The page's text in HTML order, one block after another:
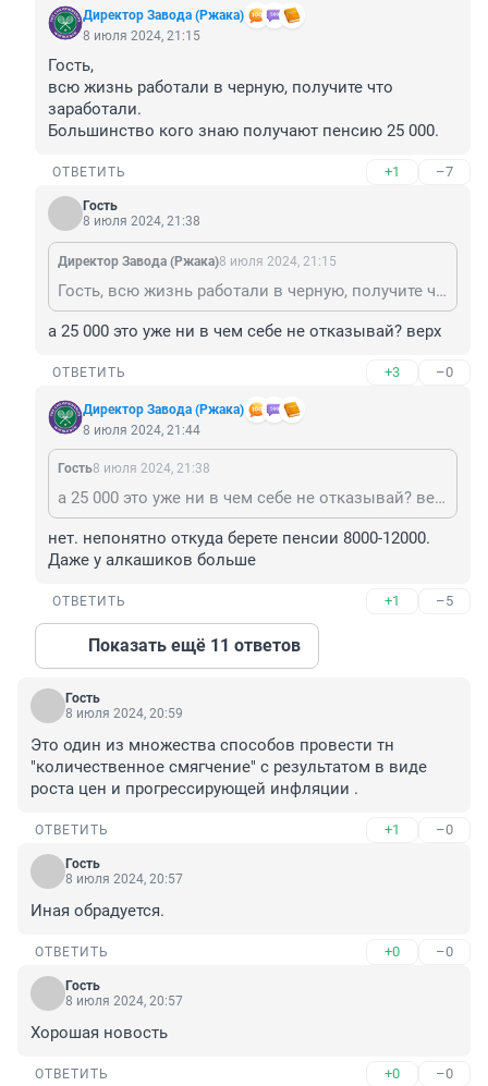
Директор Завода (Ржака)
8 июля 2024, 21:15
Гость,
всю жизнь работали в черную, получите что
заработали.
Большинство кого знаю получают пенсию 25 000.
ОТВЕТИТЬ +1 –7
Гость
8 июля 2024, 21:38
Директор Завода (Ржака)8 июля 2024, 21:15
Гость, всю жизнь работали в черную, получите что заработали. Большинство кого знаю получают пенсию 25 000.
а 25 000 это уже ни в чем себе не отказывай? верх
ОТВЕТИТЬ +3 –0
Директор Завода (Ржака)
8 июля 2024, 21:44
Гость8 июля 2024, 21:38
а 25 000 это уже ни в чем себе не отказывай? верх
нет. непонятно откуда берете пенсии 8000-12000.
Даже у алкашиков больше
ОТВЕТИТЬ +1 –5
Показать ещё 11 ответов
Гость
8 июля 2024, 20:59
Это один из множества способов провести тн
"количественное смягчение" с результатом в виде
роста цен и прогрессирующей инфляции .
ОТВЕТИТЬ +1 –0
Гость
8 июля 2024, 20:57
Иная обрадуется.
ОТВЕТИТЬ +0 –0
Гость
8 июля 2024, 20:57
Хорошая новость
ОТВЕТИТЬ +0 –0